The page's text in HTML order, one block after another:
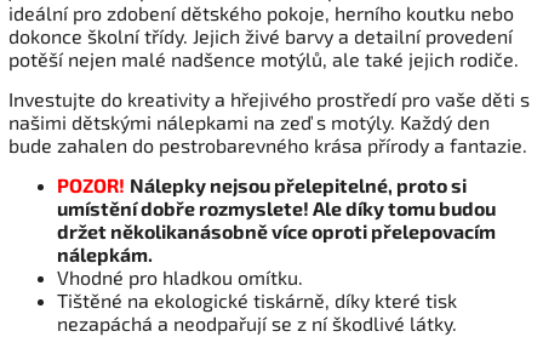
ideální pro zdobení dětského pokoje, herního koutku nebo
dokonce školní třídy. Jejich živé barvy a detailní provedení
potěší nejen malé nadšence motýlů, ale také jejich rodiče.
Investujte do kreativity a hřejivého prostředí pro vaše děti s
našimi dětskými nálepkami na zeď s motýly. Každý den
bude zahalen do pestrobarevného krása přírody a fantazie.
POZOR! Nálepky nejsou přelepitelné, proto si
umístění dobře rozmyslete! Ale díky tomu budou
držet několikanásobně více oproti přelepovacím
nálepkám.
Vhodné pro hladkou omítku.
Tištěné na ekologické tiskárně, díky které tisk
nezapáchá a neodpařují se z ní škodlivé látky.